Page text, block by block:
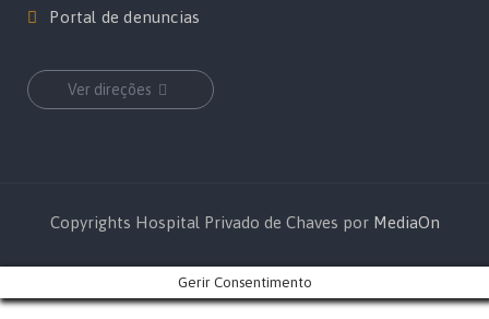
Portal de denuncias
Ver direções
Copyrights Hospital Privado de Chaves por MediaOn
Gerir Consentimento